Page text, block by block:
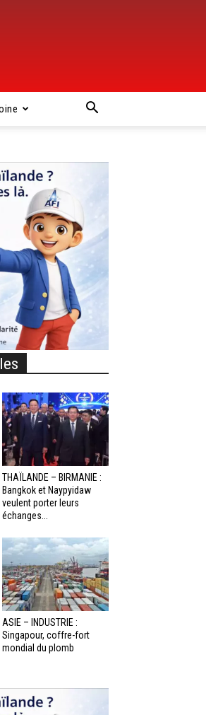
THAÏLANDE – BIRMANIE :
Bangkok et Naypyidaw
veulent porter leurs
échanges...
ASIE – INDUSTRIE :
Singapour, coffre-fort
mondial du plomb